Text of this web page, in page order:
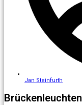
Jan Steinfurth
Brückenleuchten